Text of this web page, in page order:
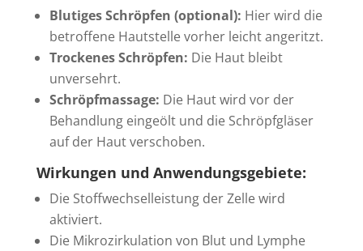
Blutiges Schröpfen (optional): Hier wird die
betroffene Hautstelle vorher leicht angeritzt.
Trockenes Schröpfen: Die Haut bleibt
unversehrt.
Schröpfmassage: Die Haut wird vor der
Behandlung eingeölt und die Schröpfgläser
auf der Haut verschoben.
Wirkungen und Anwendungsgebiete:
Die Stoffwechselleistung der Zelle wird
aktiviert.
Die Mikrozirkulation von Blut und Lymphe